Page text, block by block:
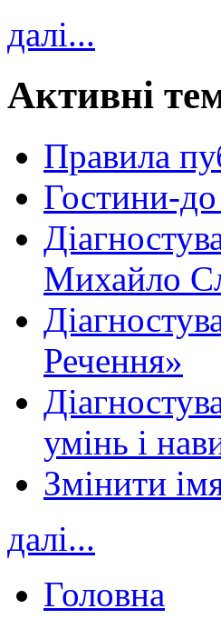
далі...
Активні
Правила
Гостини-
Михайло
Речення»
умінь і
Змінити
далі...
Головна